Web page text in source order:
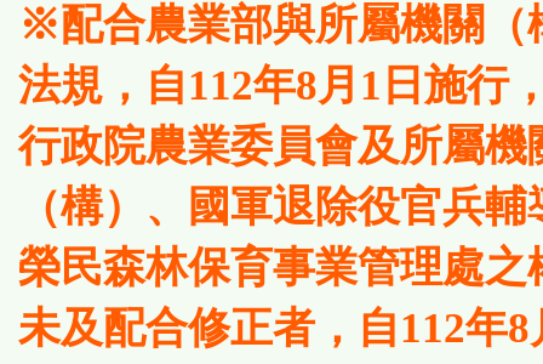
※配合農業部與所屬機關（
法規，自112年8月1日施行
行政院農業委員會及所屬機
（構）、國軍退除役官兵
榮民森林保育事業管理處之
未及配合修正者，自112年8